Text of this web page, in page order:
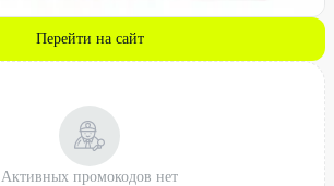
Перейти на сайт
Активных промокодов нет